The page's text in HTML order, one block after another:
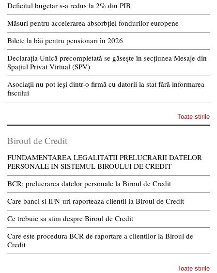
Deficitul bugetar s-a redus la 2% din PIB
Măsuri pentru accelerarea absorbției fondurilor europene
Bilete la băi pentru pensionari în 2026
Declarația Unică precompletată se găsește în secțiunea Mesaje din
Spațiul Privat Virtual (SPV)
Asociații nu pot ieși dintr-o firmă cu datorii la stat fără informarea
fiscului
Toate stirile
Biroul de Credit
FUNDAMENTAREA LEGALITATII PRELUCRARII DATELOR
PERSONALE IN SISTEMUL BIROULUI DE CREDIT
BCR: prelucrarea datelor personale la Biroul de Credit
Care banci si IFN-uri raporteaza clientii la Biroul de Credit
Ce trebuie sa stim despre Biroul de Credit
Care este procedura BCR de raportare a clientilor la Biroul de
Credit
Toate stirile